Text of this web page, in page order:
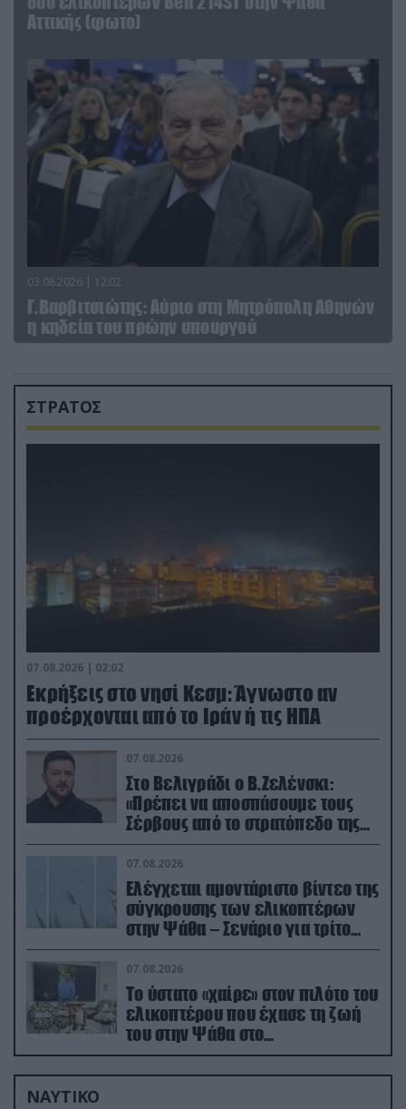
Αττικής (φωτο)
03.08.2026 | 12:02
Γ.Βαρβιτσιώτης: Aύριο στη Μητρόπολη Αθηνών
η κηδεία του πρώην υπουργού
ΣΤΡΑΤΟΣ
07.08.2026 | 02:02
Εκρήξεις στο νησί Κεσμ: Άγνωστο αν
προέρχονται από το Ιράν ή τις ΗΠΑ
07.08.2026
Στο Βελιγράδι ο Β.Ζελένσκι:
«Πρέπει να αποσπάσουμε τους
Σέρβους από το στρατόπεδο της
Ρωσίας»
07.08.2026
Ελέγχεται αμοντάριστο βίντεο της
σύγκρουσης των ελικοπτέρων
στην Ψάθα – Σενάριο για τρίτο
ελικόπτερο
07.08.2026
Το ύστατο «χαίρε» στον πιλότο του
ελικοπτέρου που έχασε τη ζωή
του στην Ψάθα στο
αποτεφρωτήριο Ριτσώνας
ΝΑΥΤΙΚΟ